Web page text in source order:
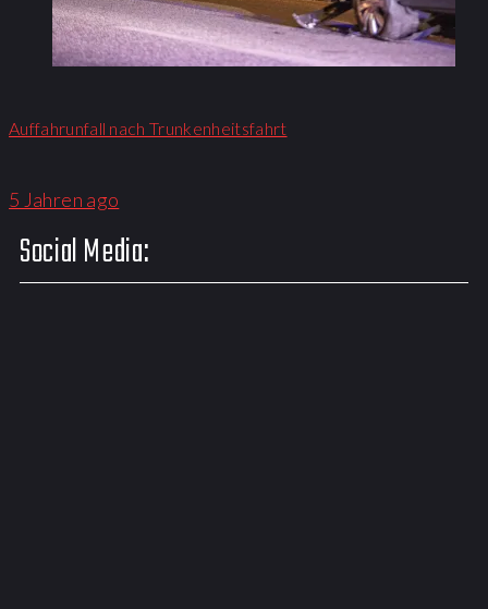
Auffahrunfall nach Trunkenheitsfahrt
5 Jahren ago
Social Media: